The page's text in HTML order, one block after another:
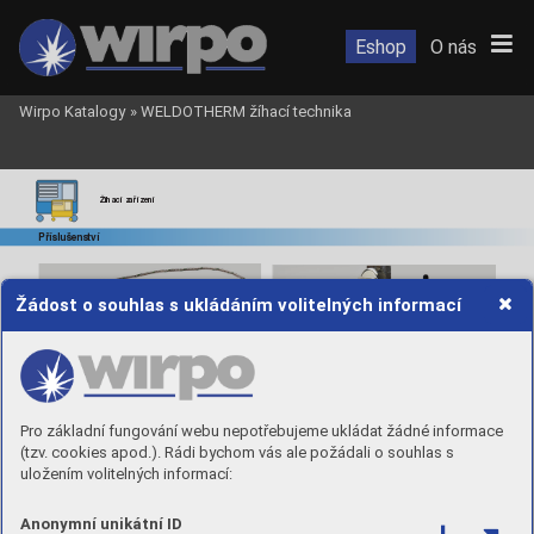
Žádost o souhlas s ukládáním volitelných informací
Pro základní fungování webu nepotřebujeme ukládat žádné informace
(tzv. cookies apod.). Rádi bychom vás ale požádali o souhlas s
uložením volitelných informací:
Anonymní unikátní ID
Magnetic ké povrchové čidlo MOS 450
Vlečný termočlánek OS 450
Systém pro rádiový přenos teploty RTX 200
Žíhací zařízení
Příslušenství
Eshop O nás
Wirpo Katalogy » WELDOTHERM žíhací technika